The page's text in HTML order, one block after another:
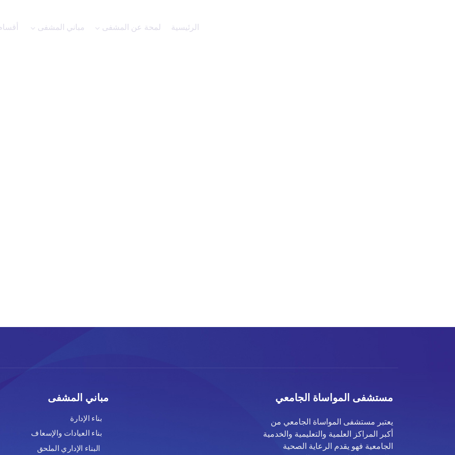
الرئيسية لمحة عن المشفى مباني المشفى
مستشفى المواساة الجامعي
يعتبر مستشفى المواساة الجامعي من
أكبر المراكز العلمية والتعليمية والخدمية
الجامعية فهو يقدم الرعاية الصحية
مباني المشفى
بناء الإدارة
بناء العيادات والإسعاف
البناء الإداري الملحق